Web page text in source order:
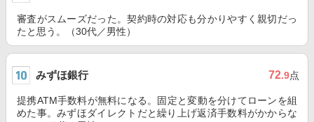
審査がスムーズだった。契約時の対応も分かりやすく親切だっ
たと思う。（30代／男性）
みずほ銀行 72.9点
提携ATM手数料が無料になる。固定と変動を分けてローンを組
めた事。みずほダイレクトだと繰り上げ返済手数料がかからな